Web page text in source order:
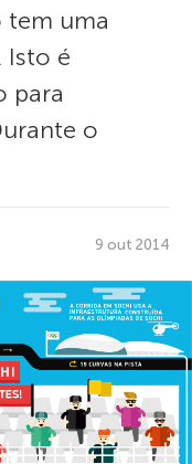
tem uma
Isto é
para
o
9 out 2014